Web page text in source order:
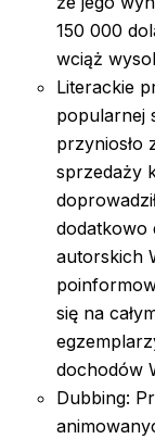
150 000
wciąż
Literackie
popularnej
przyniosło
sprzedaży
dodatkowo
autorskich
się na
dochodów
Dubbing: